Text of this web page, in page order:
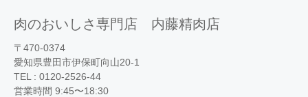
肉のおいしさ専門店 内藤精肉店
〒470-0374
愛知県豊田市伊保町向山20-1
TEL : 0120-2526-44
営業時間 9:45〜18:30